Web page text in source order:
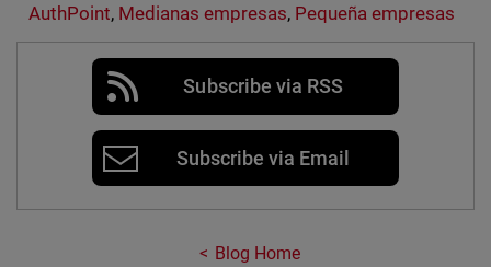
AuthPoint, Medianas empresas, Pequeña empresas
Subscribe via RSS
Subscribe via Email
Blog Home